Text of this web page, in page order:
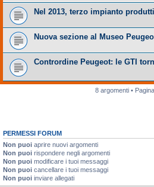
Nel 2013, terzo impianto
Nuova sezione al Museo
Contrordine Peugeot: le GTI
8 argomenti • Pagina
PERMESSI FORUM
Non puoi aprire nuovi argomenti
Non puoi rispondere negli argomenti
Non puoi modificare i tuoi messaggi
Non puoi cancellare i tuoi messaggi
Non puoi inviare allegati